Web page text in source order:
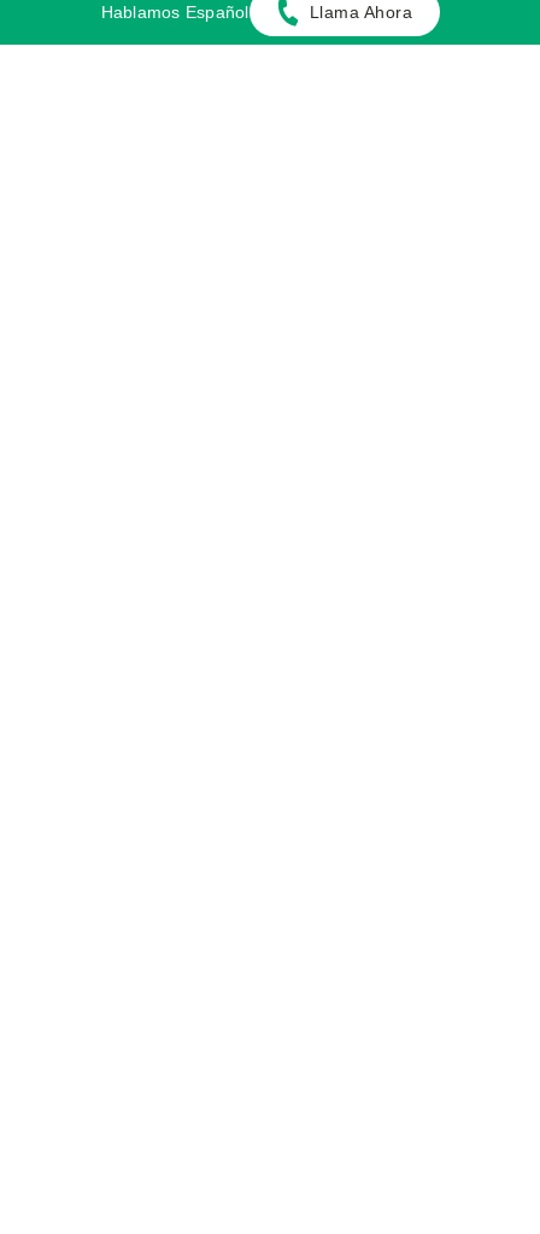
CONOZCA LOS CASOS QUE
MANEJAMOS
Hablamos Español Llama Ahora